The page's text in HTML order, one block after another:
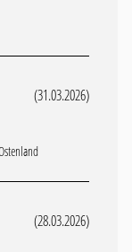
(31.03.2026)
(28.03.2026)